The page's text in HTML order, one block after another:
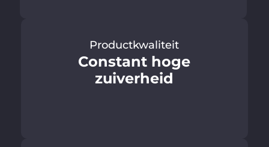
Productkwaliteit
Constant hoge
zuiverheid